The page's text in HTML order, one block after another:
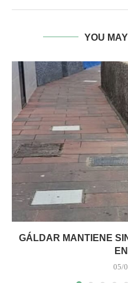
YOU
GÁLDAR MANTIENE
05/